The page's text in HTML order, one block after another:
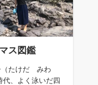
ス図鑑
たけだ みわ
代、よく泳いだ四